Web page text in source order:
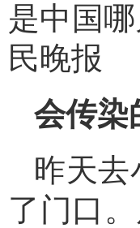
是中国
民晚报
会传染
昨天
了门口